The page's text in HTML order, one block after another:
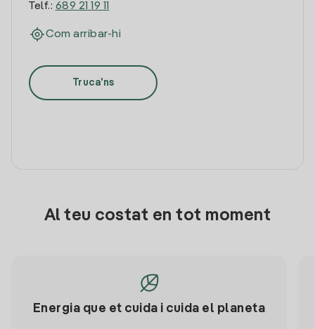
Telf.: 689 21 19 11
Com arribar-hi
Truca'ns
Al teu costat en tot moment
Energia que et cuida i cuida el planeta